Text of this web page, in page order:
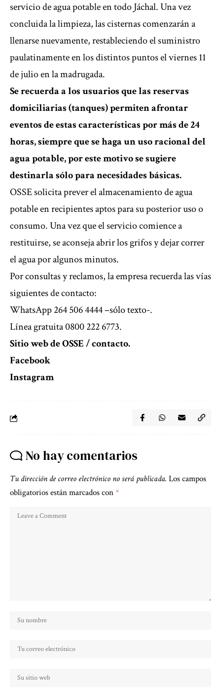
servicio de agua potable en todo Jáchal. Una vez
concluida la limpieza, las cisternas comenzarán a
llenarse nuevamente, restableciendo el suministro
paulatinamente en los distintos puntos el viernes 11
de julio en la madrugada.
Se recuerda a los usuarios que las reservas
domiciliarias (tanques) permiten afrontar
eventos de estas características por más de 24
horas, siempre que se haga un uso racional del
agua potable, por este motivo se sugiere
destinarla sólo para necesidades básicas.
OSSE solicita prever el almacenamiento de agua
potable en recipientes aptos para su posterior uso o
consumo. Una vez que el servicio comience a
restituirse, se aconseja abrir los grifos y dejar correr
el agua por algunos minutos.
Por consultas y reclamos, la empresa recuerda las vías
siguientes de contacto:
WhatsApp 264 506 4444 –sólo texto-.
Línea gratuita 0800 222 6773.
Sitio web de OSSE / contacto.
Facebook
Instagram
No hay comentarios
Tu dirección de correo electrónico no será publicada. Los campos
obligatorios están marcados con*